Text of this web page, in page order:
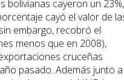
bolivianas cayeron un 23%,
cayó el valor de
embargo, recobró el
menos que en 2008),
cruceñas
pasado. Además junto a